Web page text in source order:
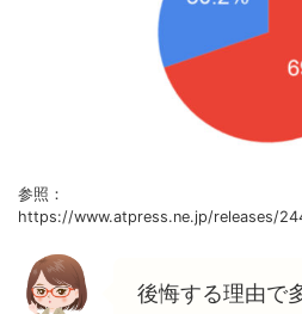
参照：
https://www.atpress.ne.jp/releases/
後悔する理由で